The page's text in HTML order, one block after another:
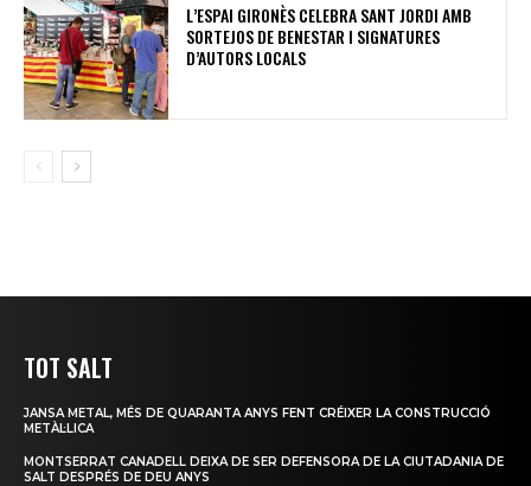
L’ESPAI GIRONÈS CELEBRA SANT JORDI AMB
SORTEJOS DE BENESTAR I SIGNATURES
D’AUTORS LOCALS
TOT SALT
JANSA METAL, MÉS DE QUARANTA ANYS FENT CRÉIXER LA CONSTRUCCIÓ
METÀL·LICA
MONTSERRAT CANADELL DEIXA DE SER DEFENSORA DE LA CIUTADANIA DE
SALT DESPRÉS DE DEU ANYS